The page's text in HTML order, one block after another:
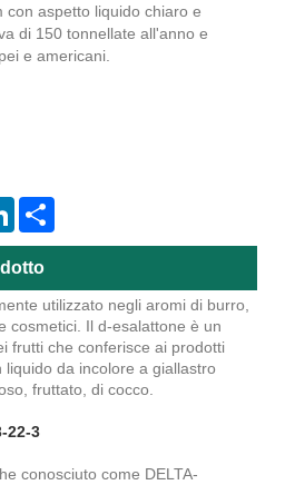
aspetto liquido chiaro e
di 150 tonnellate all'anno e
e americani.
LinkedIn
utilizzato negli aromi di burro,
cosmetici. Il d-esalattone è un
frutti che conferisce ai prodotti
da incolore a giallastro
fruttato, di cocco.
22-3
conosciuto come DELTA-